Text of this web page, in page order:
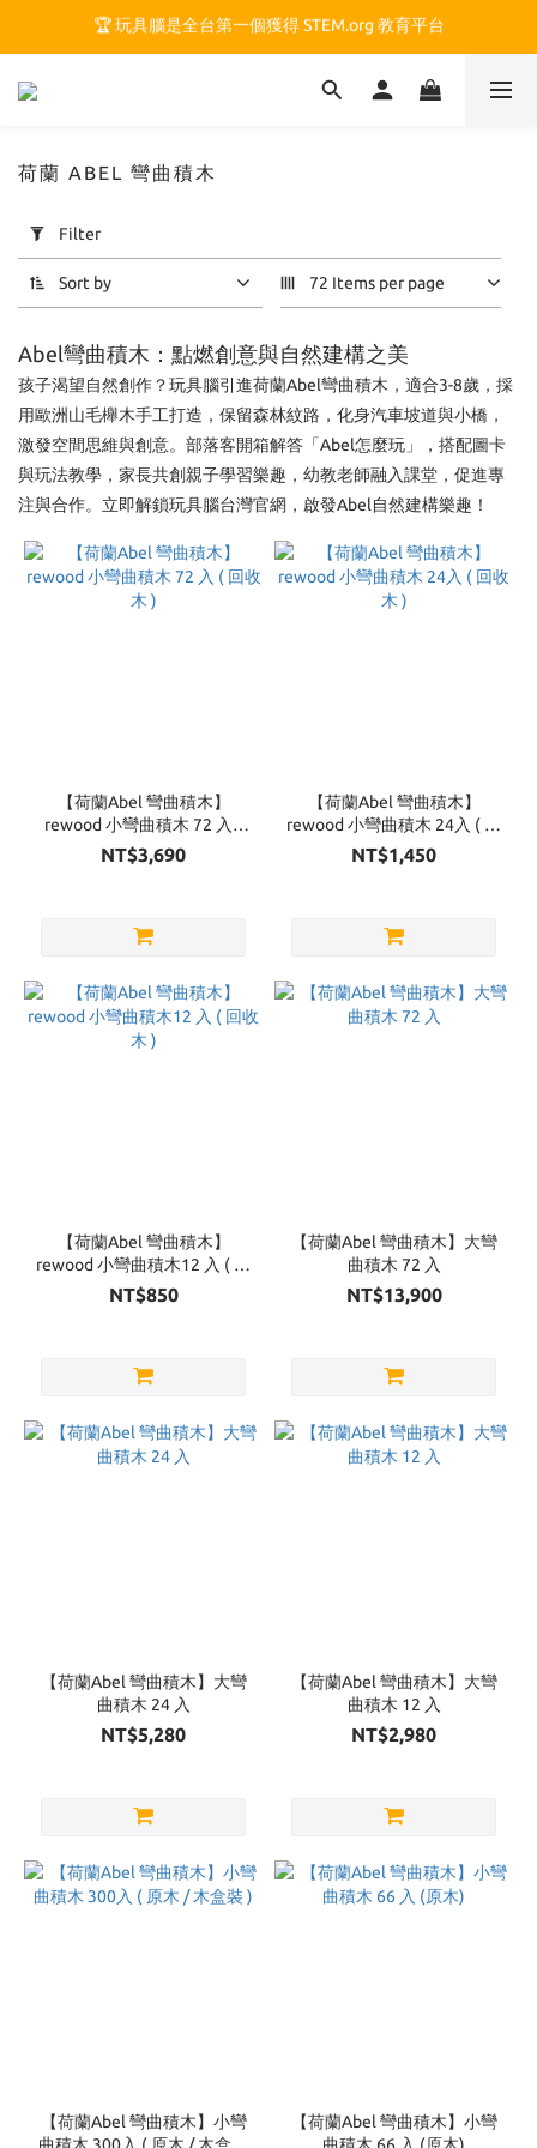
🏆 玩具腦是全台第一個獲得 STEM.org 教育平台
Filter
(0/20)
Range
(NT$)
~
Brand
荷蘭 ABEL 彎曲積木
Filter
Sort by 72 Items per page
Abel彎曲積木：點燃創意與自然建構之美
孩子渴望自然創作？玩具腦引進荷蘭Abel彎曲積木，適合3-8歲，採
用歐洲山毛櫸木手工打造，保留森林紋路，化身汽車坡道與小橋，
激發空間思維與創意。部落客開箱解答「Abel怎麼玩」，搭配圖卡
與玩法教學，家長共創親子學習樂趣，幼教老師融入課堂，促進專
注與合作。立即解鎖玩具腦台灣官網，啟發Abel自然建構樂趣！
【荷蘭Abel 彎曲積木】
rewood 小彎曲積木 72 入 (
回收木 )
NT$3,690
【荷蘭Abel 彎曲積木】
rewood 小彎曲積木 24入 ( 回
收木 )
NT$1,450
【荷蘭Abel 彎曲積木】
rewood 小彎曲積木12 入 ( 回
收木 )
NT$850
【荷蘭Abel 彎曲積木】大彎
曲積木 72 入
NT$13,900
【荷蘭Abel 彎曲積木】大彎
曲積木 24 入
NT$5,280
【荷蘭Abel 彎曲積木】大彎
曲積木 12 入
NT$2,980
【荷蘭Abel 彎曲積木】小彎
【荷蘭Abel 彎曲積木】小彎